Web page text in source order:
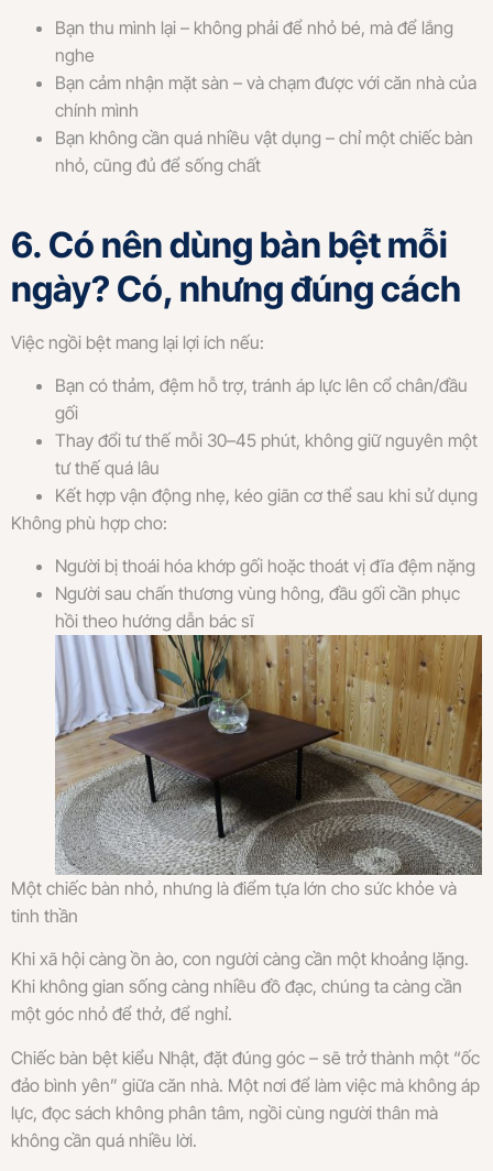
Bạn thu mình lại – không phải để nhỏ bé, mà để lắng
nghe
Bạn cảm nhận mặt sàn – và chạm được với căn nhà của
chính mình
Bạn không cần quá nhiều vật dụng – chỉ một chiếc bàn
nhỏ, cũng đủ để sống chất
6. Có nên dùng bàn bệt mỗi
ngày? Có, nhưng đúng cách
Việc ngồi bệt mang lại lợi ích nếu:
Bạn có thảm, đệm hỗ trợ, tránh áp lực lên cổ chân/đầu
gối
Thay đổi tư thế mỗi 30–45 phút, không giữ nguyên một
tư thế quá lâu
Kết hợp vận động nhẹ, kéo giãn cơ thể sau khi sử dụng
Không phù hợp cho:
Người bị thoái hóa khớp gối hoặc thoát vị đĩa đệm nặng
Người sau chấn thương vùng hông, đầu gối cần phục
hồi theo hướng dẫn bác sĩ
Một chiếc bàn nhỏ, nhưng là điểm tựa lớn cho sức khỏe và
tinh thần
Khi xã hội càng ồn ào, con người càng cần một khoảng lặng.
Khi không gian sống càng nhiều đồ đạc, chúng ta càng cần
một góc nhỏ để thở, để nghỉ.
Chiếc bàn bệt kiểu Nhật, đặt đúng góc – sẽ trở thành một “ốc
đảo bình yên” giữa căn nhà. Một nơi để làm việc mà không áp
lực, đọc sách không phân tâm, ngồi cùng người thân mà
không cần quá nhiều lời.